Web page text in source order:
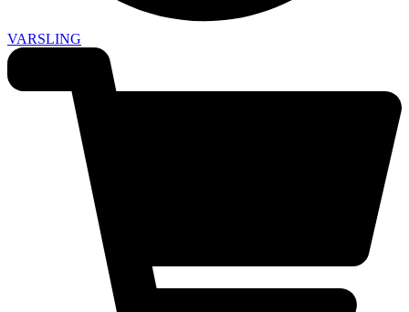
VARSLING